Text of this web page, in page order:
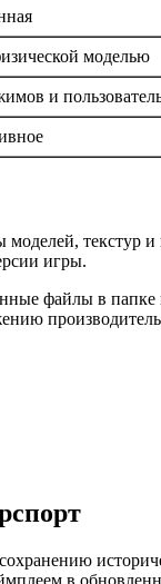
моделью
и
текстур
игры.
файлы в
в